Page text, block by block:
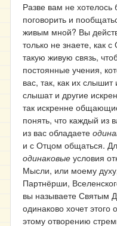
Разве вам не
поговорить и
живым мной? Вы
только не знаете, как
такую живую связь,
постоянные учения,
вас, так, как их
слышат и другие
так искренне
понять, что каждый из
из вас обладаете
и с Отцом общаться.
одинаковые условия
Мысли, или моему
Партнёрши,
вы называете Святым
одинаково хочет
этому отворению